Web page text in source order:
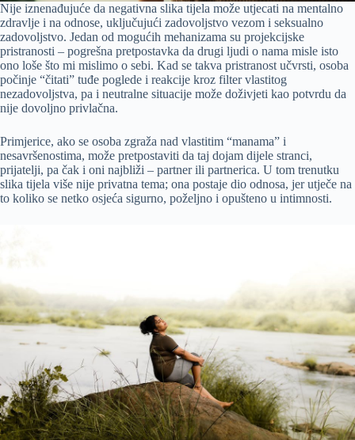
Nije iznenađujuće da negativna slika tijela može utjecati na mentalno
zdravlje i na odnose, uključujući zadovoljstvo vezom i seksualno
zadovoljstvo. Jedan od mogućih mehanizama su projekcijske
pristranosti – pogrešna pretpostavka da drugi ljudi o nama misle isto
ono loše što mi mislimo o sebi. Kad se takva pristranost učvrsti, osoba
počinje “čitati” tuđe poglede i reakcije kroz filter vlastitog
nezadovoljstva, pa i neutralne situacije može doživjeti kao potvrdu da
nije dovoljno privlačna.
Primjerice, ako se osoba zgraža nad vlastitim “manama” i
nesavršenostima, može pretpostaviti da taj dojam dijele stranci,
prijatelji, pa čak i oni najbliži – partner ili partnerica. U tom trenutku
slika tijela više nije privatna tema; ona postaje dio odnosa, jer utječe na
to koliko se netko osjeća sigurno, poželjno i opušteno u intimnosti.